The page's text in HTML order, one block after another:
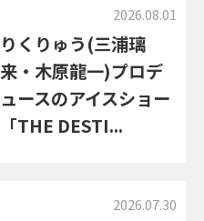
2026.08.01
りくりゅう(三浦璃
来・木原龍一)プロデ
ュースのアイスショー
「THE DESTI...
2026.07.30